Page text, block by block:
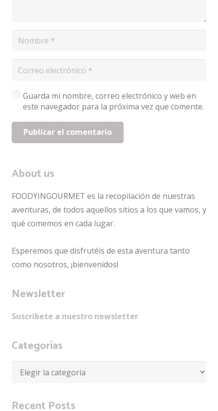
Guarda mi nombre, correo electrónico y web en
este navegador para la próxima vez que comente.
Publicar el comentario
About us
FOODYINGOURMET es la recopilación de nuestras
aventuras, de todos aquellos sitios a los que vamos, y
qué comemos en cada lugar.
Esperemos que disfrutéis de esta aventura tanto
como nosotros, ¡bienvenidos!
Newsletter
Suscribete a nuestro newsletter
Categorías
Categorías
Recent Posts